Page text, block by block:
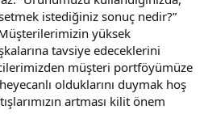
istediğiniz sonuç nedir?”
yüksek
tavsiye edeceklerini
müşteri portföyümüze
olduklarını duymak hoş
artması kilit önem